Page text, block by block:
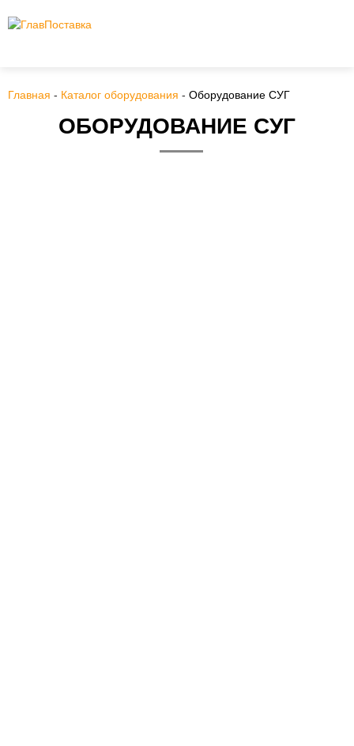
Главная - Каталог оборудования - Оборудование СУГ
ОБОРУДОВАНИЕ СУГ